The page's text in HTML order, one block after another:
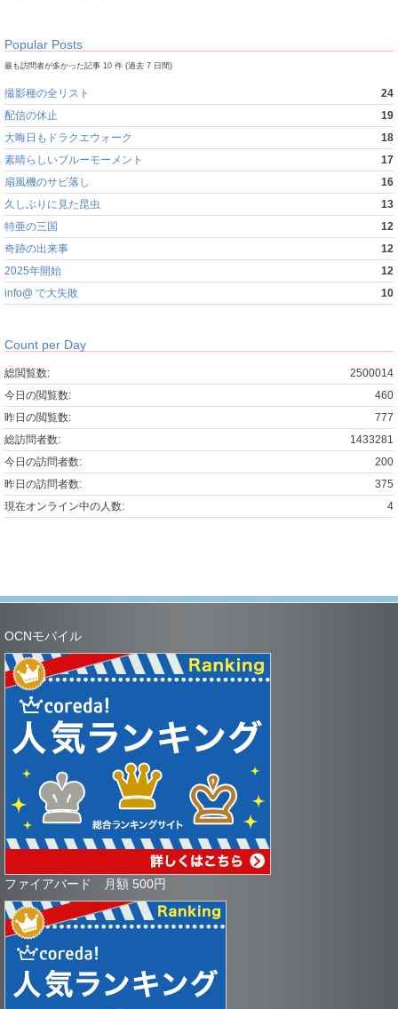
Popular Posts
最も訪問者が多かった記事 10 件 (過去 7 日間)
撮影種の全リスト
24
配信の休止
19
大晦日もドラクエウォーク
18
素晴らしいブルーモーメント
17
扇風機のサビ落し
16
久しぶりに見た昆虫
13
特亜の三国
12
奇跡の出来事
12
2025年開始
12
info@ で大失敗
10
Count per Day
2500014
総閲覧数:
460
今日の閲覧数:
777
昨日の閲覧数:
1433281
総訪問者数:
200
今日の訪問者数:
375
昨日の訪問者数:
4
現在オンライン中の人数:
OCNモバイル
ファイアバード 月額 500円